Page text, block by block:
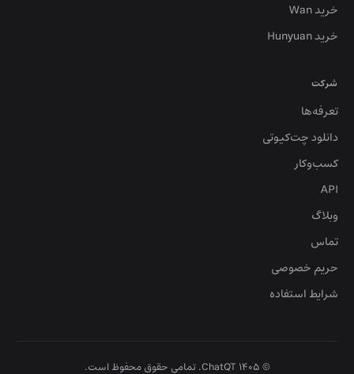
خرید Wan
خرید Hunyuan
شرکت
تعرفه‌ها
دانلود چت‌کیوتی
کسب‌وکار
API
وبلاگ
تماس
حریم خصوصی
شرایط استفاده
© ۱۴۰۵ ChatQT. تمامی حقوق محفوظ است.